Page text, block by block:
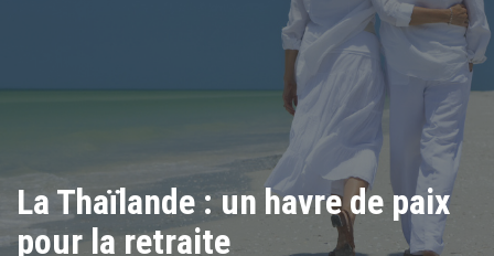
La Thaïlande : un havre de paix
pour la retraite